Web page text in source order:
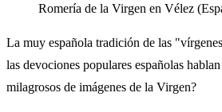
Romería de la Virgen en Vélez
La muy española tradición de las
las devociones populares españolas
milagrosos de imágenes de la Virgen?